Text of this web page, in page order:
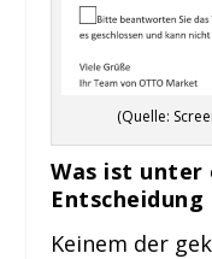
(Quelle:
Was ist unter
Keinem der